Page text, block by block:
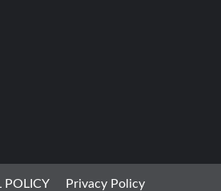
POLICY Privacy Policy